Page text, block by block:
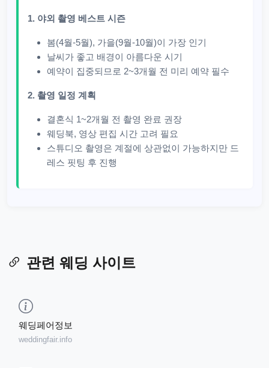
1. 야외 촬영 베스트 시즌
봄(4월-5월), 가을(9월-10월)이 가장 인기
날씨가 좋고 배경이 아름다운 시기
예약이 집중되므로 2~3개월 전 미리 예약 필수
2. 촬영 일정 계획
결혼식 1~2개월 전 촬영 완료 권장
웨딩북, 영상 편집 시간 고려 필요
스튜디오 촬영은 계절에 상관없이 가능하지만 드
레스 핏팅 후 진행
관련 웨딩 사이트
웨딩페어정보
weddingfair.info